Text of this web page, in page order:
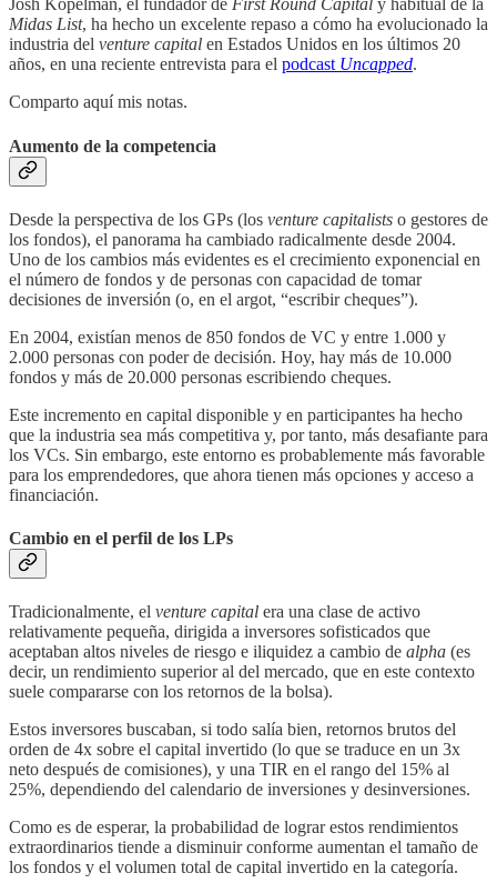
Josh Kopelman, el fundador de First Round Capital y habitual de la
Midas List, ha hecho un excelente repaso a cómo ha evolucionado la
industria del venture capital en Estados Unidos en los últimos 20
años, en una reciente entrevista para el podcast Uncapped.
Comparto aquí mis notas.
Aumento de la competencia
Desde la perspectiva de los GPs (los venture capitalists o gestores de
los fondos), el panorama ha cambiado radicalmente desde 2004.
Uno de los cambios más evidentes es el crecimiento exponencial en
el número de fondos y de personas con capacidad de tomar
decisiones de inversión (o, en el argot, “escribir cheques”).
En 2004, existían menos de 850 fondos de VC y entre 1.000 y
2.000 personas con poder de decisión. Hoy, hay más de 10.000
fondos y más de 20.000 personas escribiendo cheques.
Este incremento en capital disponible y en participantes ha hecho
que la industria sea más competitiva y, por tanto, más desafiante para
los VCs. Sin embargo, este entorno es probablemente más favorable
para los emprendedores, que ahora tienen más opciones y acceso a
financiación.
Cambio en el perfil de los LPs
Tradicionalmente, el venture capital era una clase de activo
relativamente pequeña, dirigida a inversores sofisticados que
aceptaban altos niveles de riesgo e iliquidez a cambio de alpha (es
decir, un rendimiento superior al del mercado, que en este contexto
suele compararse con los retornos de la bolsa).
Estos inversores buscaban, si todo salía bien, retornos brutos del
orden de 4x sobre el capital invertido (lo que se traduce en un 3x
neto después de comisiones), y una TIR en el rango del 15% al
25%, dependiendo del calendario de inversiones y desinversiones.
Como es de esperar, la probabilidad de lograr estos rendimientos
extraordinarios tiende a disminuir conforme aumentan el tamaño de
los fondos y el volumen total de capital invertido en la categoría.